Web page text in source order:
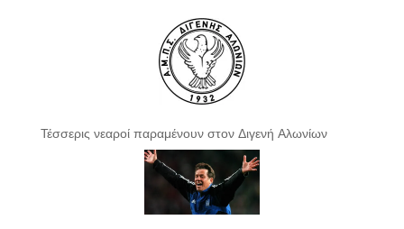
Τέσσερις νεαροί παραμένουν στον Διγενή Αλωνίων